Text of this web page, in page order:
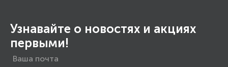
Узнавайте о новостях и акциях
первыми!